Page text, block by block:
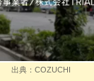
出典：COZUCHI